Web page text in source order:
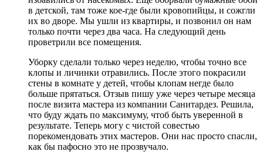
в детской, там тоже кое-где были кровопийцы, и сожгли
их во дворе. Мы ушли из квартиры, и позвонил он нам
только почти через два часа. На следующий день
проветрили все помещения.
Уборку сделали только через неделю, чтобы точно все
клопы и личинки отравились. После этого покрасили
стены в комнате у детей, чтобы клопам негде было
больше прятаться. Отзыв пишу уже через четыре месяца
после визита мастера из компании Санитардез. Решила,
что буду ждать по максимуму, чтоб быть уверенной в
результате. Теперь могу с чистой совестью
порекомендовать этих мастеров. Они нас просто спасли,
как бы пафосно это не прозвучало.